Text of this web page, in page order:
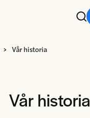
Sök
> Vår historia
Vår historia